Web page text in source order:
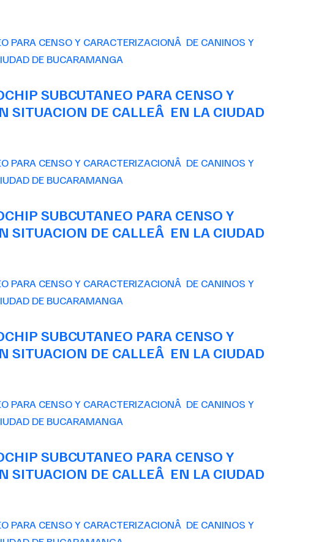
SUBCUTANEO PARA CENSO Y
SITUACION DE CALLEÂ EN LA CIUDAD
SUBCUTANEO PARA CENSO Y
SITUACION DE CALLEÂ EN LA CIUDAD
SUBCUTANEO PARA CENSO Y
SITUACION DE CALLEÂ EN LA CIUDAD
SUBCUTANEO PARA CENSO Y
SITUACION DE CALLEÂ EN LA CIUDAD